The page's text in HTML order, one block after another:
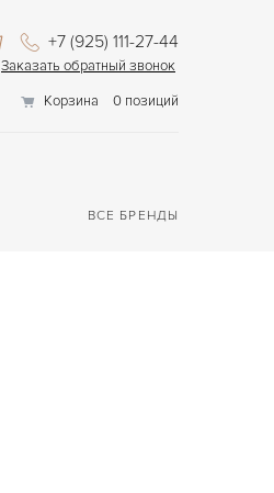
+7 (925) 111-27-44
Заказать обратный звонок
Корзина
0 позиций
ВСЕ БРЕНДЫ